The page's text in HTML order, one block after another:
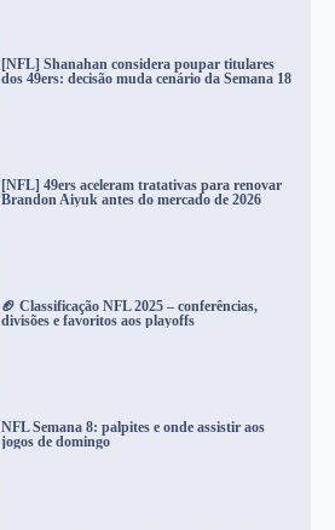
[NFL] Shanahan considera poupar titulares
dos 49ers: decisão muda cenário da Semana 18
[NFL] 49ers aceleram tratativas para renovar
Brandon Aiyuk antes do mercado de 2026
🏈 Classificação NFL 2025 – conferências,
divisões e favoritos aos playoffs
NFL Semana 8: palpites e onde assistir aos
jogos de domingo